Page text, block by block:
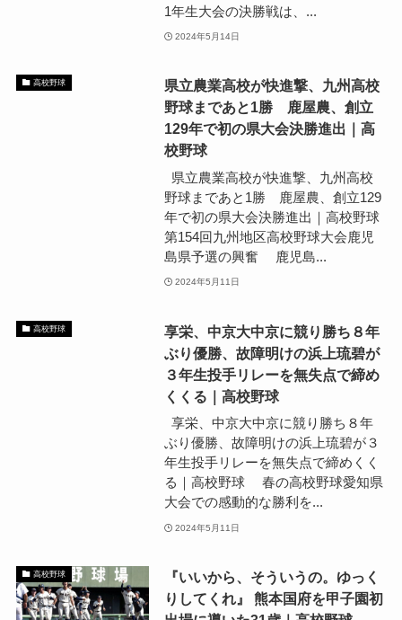
1年生大会の決勝戦は、...
2024年5月14日
高校野球
県立農業高校が快進撃、九州高校
野球まであと1勝 鹿屋農、創立
129年で初の県大会決勝進出｜高
校野球
県立農業高校が快進撃、九州高校
野球まであと1勝 鹿屋農、創立129
年で初の県大会決勝進出｜高校野球
第154回九州地区高校野球大会鹿児
島県予選の興奮 鹿児島...
2024年5月11日
高校野球
享栄、中京大中京に競り勝ち８年
ぶり優勝、故障明けの浜上琉碧が
３年生投手リレーを無失点で締め
くくる｜高校野球
享栄、中京大中京に競り勝ち８年
ぶり優勝、故障明けの浜上琉碧が３
年生投手リレーを無失点で締めくく
る｜高校野球 春の高校野球愛知県
大会での感動的な勝利を...
2024年5月11日
高校野球
『いいから、そういうの。ゆっく
りしてくれ』 熊本国府を甲子園初